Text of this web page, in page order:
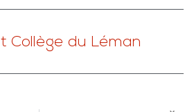
Collège du Léman